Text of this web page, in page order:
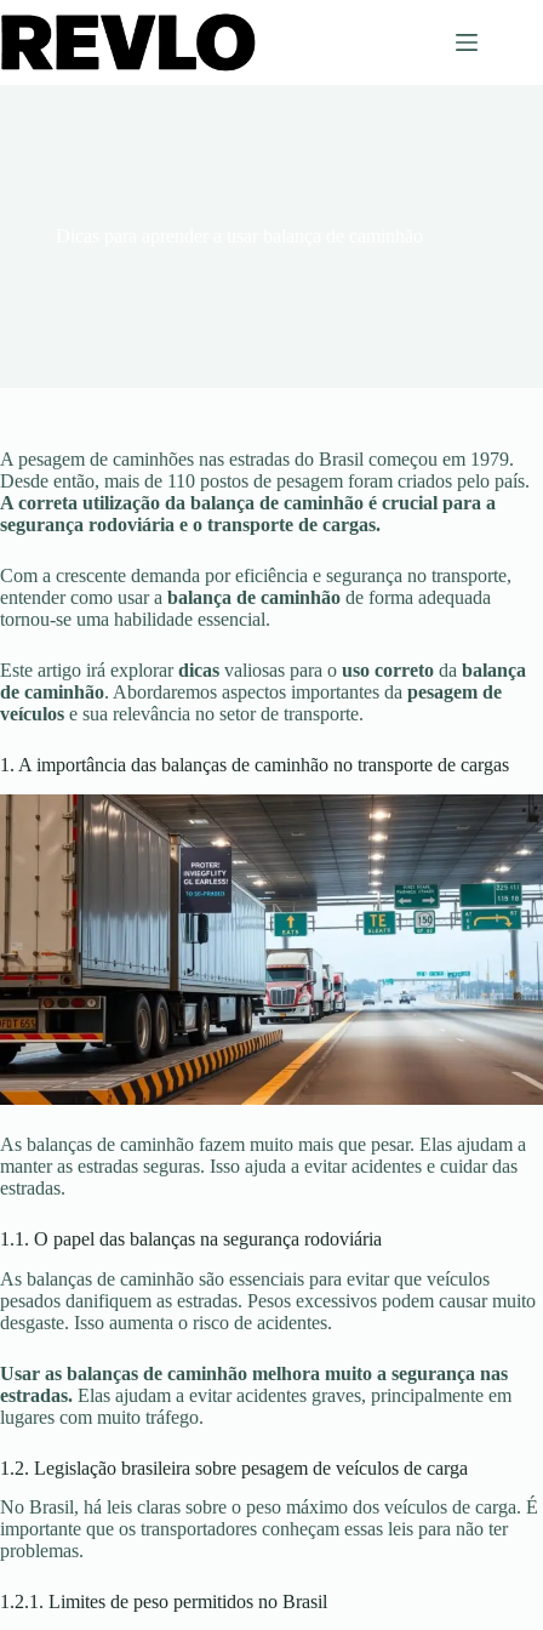
para
o
conteúdo
A pesagem de caminhões nas estradas do Brasil começou em 1979.
Desde então, mais de 110 postos de pesagem foram criados pelo país.
A correta utilização da balança de caminhão é crucial para a
segurança rodoviária e o transporte de cargas.
Com a crescente demanda por eficiência e segurança no transporte,
entender como usar a balança de caminhão de forma adequada
tornou-se uma habilidade essencial.
Este artigo irá explorardicas valiosas para o uso correto da balança
de caminhão. Abordaremos aspectos importantes da pesagem de
veículos e sua relevância no setor de transporte.
1. A importância das balanças de caminhão no transporte de cargas
As balanças de caminhão fazem muito mais que pesar. Elas ajudam a
manter as estradas seguras. Isso ajuda a evitar acidentes e cuidar das
estradas.
1.1. O papel das balanças na segurança rodoviária
As balanças de caminhão são essenciais para evitar que veículos
pesados danifiquem as estradas. Pesos excessivos podem causar muito
desgaste. Isso aumenta o risco de acidentes.
Usar as balanças de caminhão melhora muito a segurança nas
estradas. Elas ajudam a evitar acidentes graves, principalmente em
lugares com muito tráfego.
1.2. Legislação brasileira sobre pesagem de veículos de carga
No Brasil, há leis claras sobre o peso máximo dos veículos de carga. É
importante que os transportadores conheçam essas leis para não ter
problemas.
1.2.1. Limites de peso permitidos no Brasil